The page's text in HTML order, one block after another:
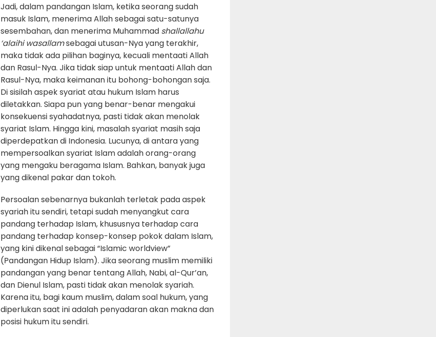
Jadi, dalam pandangan Islam, ketika seorang sudah
masuk Islam, menerima Allah sebagai satu-satunya
sesembahan, dan menerima Muhammad shallallahu
‘alaihi wasallamsebagai utusan-Nya yang terakhir,
maka tidak ada pilihan baginya, kecuali mentaati Allah
dan Rasul-Nya. Jika tidak siap untuk mentaati Allah dan
Rasul-Nya, maka keimanan itu bohong-bohongan saja.
Di sisilah aspek syariat atau hukum Islam harus
diletakkan. Siapa pun yang benar-benar mengakui
konsekuensi syahadatnya, pasti tidak akan menolak
syariat Islam. Hingga kini, masalah syariat masih saja
diperdepatkan di Indonesia. Lucunya, di antara yang
mempersoalkan syariat Islam adalah orang-orang
yang mengaku beragama Islam. Bahkan, banyak juga
yang dikenal pakar dan tokoh.
Persoalan sebenarnya bukanlah terletak pada aspek
syariah itu sendiri, tetapi sudah menyangkut cara
pandang terhadap Islam, khususnya terhadap cara
pandang terhadap konsep-konsep pokok dalam Islam,
yang kini dikenal sebagai “Islamic worldview”
(Pandangan Hidup Islam). Jika seorang muslim memiliki
pandangan yang benar tentang Allah, Nabi, al-Qur’an,
dan Dienul Islam, pasti tidak akan menolak syariah.
Karena itu, bagi kaum muslim, dalam soal hukum, yang
diperlukan saat ini adalah penyadaran akan makna dan
posisi hukum itu sendiri.